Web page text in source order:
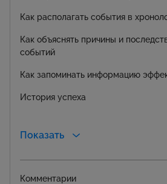
Как располагать события в
Как объяснять причины и
событий
Как запоминать информацию
История успеха
Показать
Комментарии